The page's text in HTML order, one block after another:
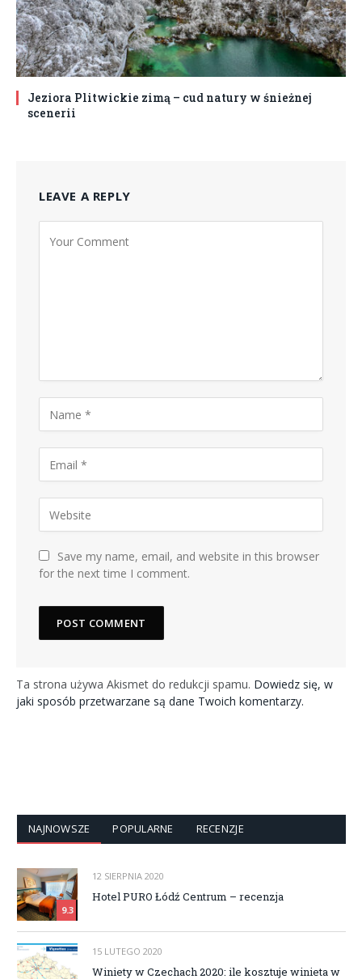
Jeziora Plitwickie zimą – cud natury w śnieżnej
scenerii
LEAVE A REPLY
Save my name, email, and website in this browser
for the next time I comment.
Ta strona używa Akismet do redukcji spamu. Dowiedz się, w
jaki sposób przetwarzane są dane Twoich komentarzy.
NAJNOWSZE POPULARNE RECENZJE
9.3
12 SIERPNIA 2020
Hotel PURO Łódź Centrum – recenzja
15 LUTEGO 2020
Winiety w Czechach 2020: ile kosztuje winieta w